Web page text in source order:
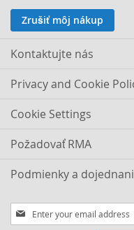
Zrušiť môj nákup
Kontaktujte nás
Privacy and Cookie
Cookie Settings
Požadovať RMA
Podmienky a
Sign
Up